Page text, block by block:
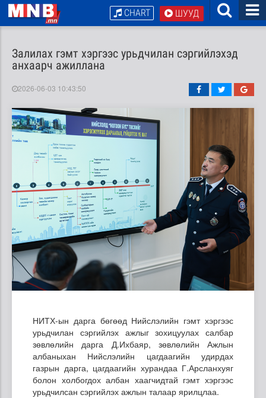
ШУУД
CHART
Залилах гэмт хэргээс урьдчилан сэргийлэхэд
анхаарч ажиллана
2026-06-03 10:43:50
НИТХ-ын дарга бөгөөд Нийслэлийн гэмт хэргээс
урьдчилан сэргийлэх ажлыг зохицуулах салбар
зөвлөлийн дарга Д.Ихбаяр, зөвлөлийн Ажлын
албаныхан Нийслэлийн цагдаагийн удирдах
газрын дарга, цагдаагийн хурандаа Г.Арсланхуяг
болон холбогдох албан хаагчидтай гэмт хэргээс
урьдчилсан сэргийлэх ажлын талаар ярилцлаа.